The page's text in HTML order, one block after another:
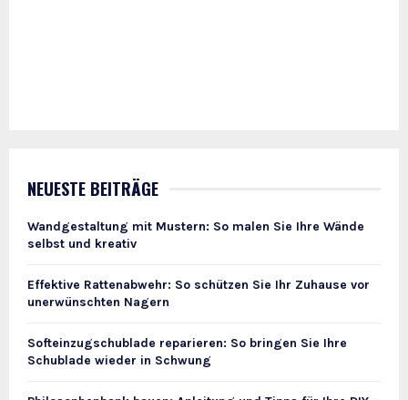
NEUESTE BEITRÄGE
Wandgestaltung mit Mustern: So malen Sie Ihre Wände
selbst und kreativ
Effektive Rattenabwehr: So schützen Sie Ihr Zuhause vor
unerwünschten Nagern
Softeinzugschublade reparieren: So bringen Sie Ihre
Schublade wieder in Schwung